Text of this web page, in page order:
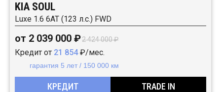
KIA SOUL
Luxe 1.6 6АТ (123 л.с.) FWD
от 2 039 000 ₽2 424 000 ₽
Кредит от 21 854₽/мес.
гарантия 5 лет / 150 000 км
КРЕДИТ TRADE IN